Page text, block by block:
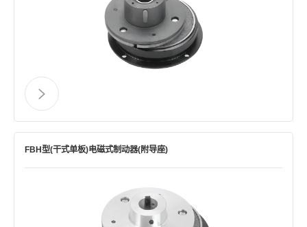
FBH型(干式单板)电磁式制动器(附导座)